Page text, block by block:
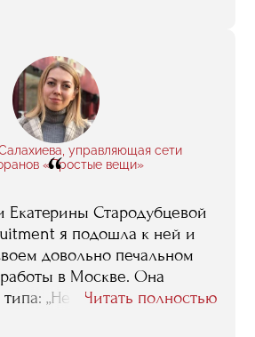
и сейчас я очень
школе за то, что такой
управляющая сети
«Простые вещи»
“
Екатерины Стародубцевой
я подошла к ней и
довольно печальном
в Москве. Она
типа: „Не переживай, все
Читать полностью